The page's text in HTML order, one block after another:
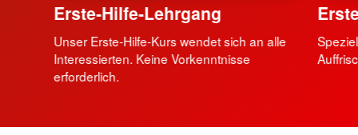
Erste-Hilfe-Lehrgang
Unser Erste-Hilfe-Kurs wendet sich an alle
Interessierten. Keine Vorkenntnisse
erforderlich.